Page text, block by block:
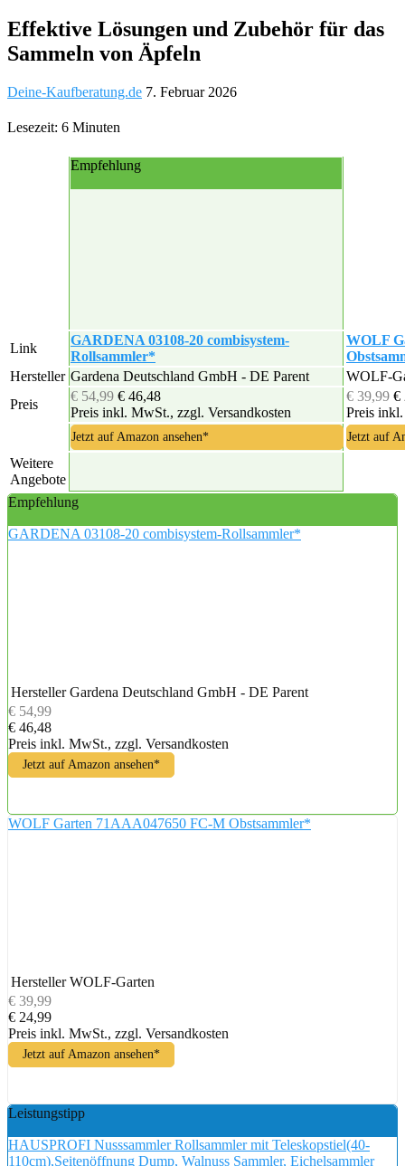
Effektive Lösungen und Zubehör für das
Sammeln von Äpfeln
Deine-Kaufberatung.de 7. Februar 2026
Lesezeit: 6 Minuten
Empfehlung
Link
GARDENA 03108-20 combisystem-
Rollsammler*
WOLF
Hersteller Gardena Deutschland GmbH - DE Parent
WOLF-
Preis
€ 54,99 € 46,48
Preis inkl. MwSt., zzgl. Versandkosten
€ 39,99 €
Preis
Jetzt auf Amazon ansehen* Jetzt auf
Weitere
Angebote
Empfehlung
GARDENA 03108-20 combisystem-Rollsammler*
Hersteller Gardena Deutschland GmbH - DE Parent
€ 54,99
€ 46,48
Preis inkl. MwSt., zzgl. Versandkosten
Jetzt auf Amazon ansehen*
WOLF Garten 71AAA047650 FC-M Obstsammler*
Hersteller WOLF-Garten
€ 39,99
€ 24,99
Preis inkl. MwSt., zzgl. Versandkosten
Jetzt auf Amazon ansehen*
Leistungstipp
HAUSPROFI Nusssammler Rollsammler mit Teleskopstiel(40-
110cm),Seitenöffnung Dump, Walnuss Sammler, Eichelsammler